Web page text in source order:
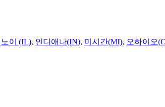
이 (IL), 인디애나(IN), 미시간(MI), 오하이오